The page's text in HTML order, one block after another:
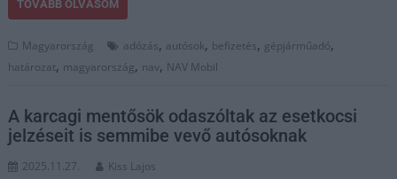
TOVÁBB OLVASOM
Magyarország adózás, autósok, befizetés, gépjárműadó,
határozat, magyarország, nav, NAV Mobil
A karcagi mentősök odaszóltak az esetkocsi
jelzéseit is semmibe vevő autósoknak
2025.11.27. Kiss Lajos